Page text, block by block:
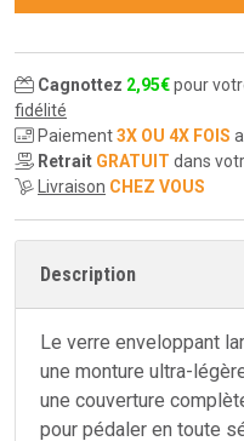
Cagnottez 2,95€pour
fidélité
Paiement3X OU 4X FOIS
Retrait GRATUIT dans
Livraison CHEZ VOUS
Description
Le verre enveloppant
une monture ultra-
une couverture
pour pédaler en toute